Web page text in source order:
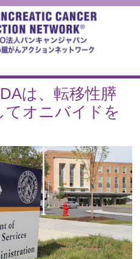
は、転移性膵
てオニバイドを